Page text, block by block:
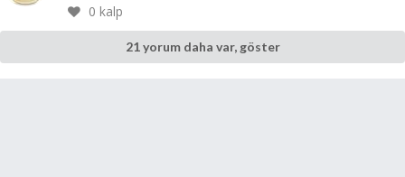
0 kalp
21 yorum daha var, göster